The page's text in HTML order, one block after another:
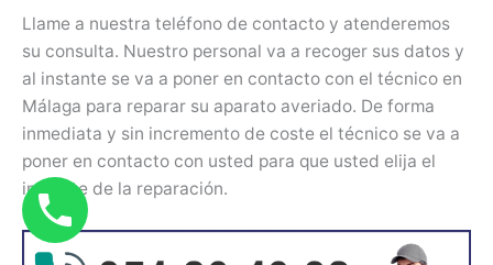
Llame a nuestra teléfono de contacto y atenderemos
su consulta. Nuestro personal va a recoger sus datos y
al instante se va a poner en contacto con el técnico en
Málaga para reparar su aparato averiado. De forma
inmediata y sin incremento de coste el técnico se va a
poner en contacto con usted para que usted elija el
instante de la reparación.